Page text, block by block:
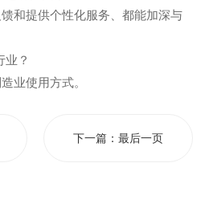
和提供个性化服务、都能加深与
业？
业使用方式。
下一篇： 最后一页